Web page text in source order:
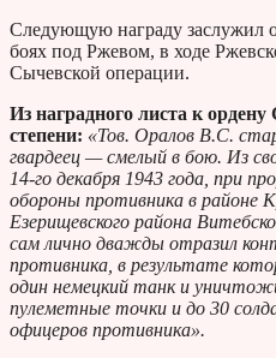
Следующую награду заслужил
боях под Ржевом, в ходе
Сычевской операции.
Из наградного листа к
степени: «Тов. Оралов В.С.
гвардеец — смелый в бою. Из
14-го декабря 1943 года, при
обороны противника в районе
Езерищевского района
сам лично дважды отразил
противника, в результате
один немецкий танк и
пулеметные точки и до 30
офицеров противника».